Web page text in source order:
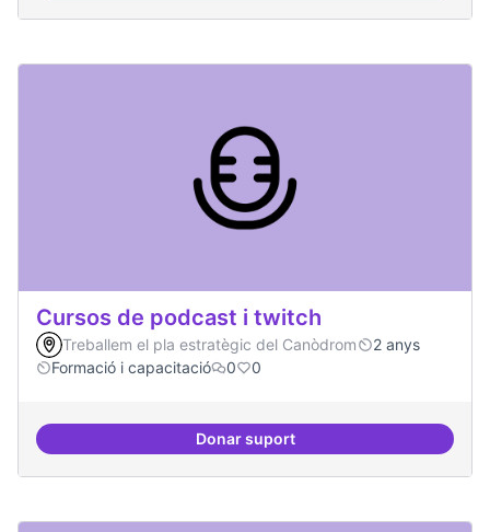
Cursos de podcast i twitch
Treballem el pla estratègic del Canòdrom
2 anys
Formació i capacitació
0 0
Donar suportCursos de podcast i twitch